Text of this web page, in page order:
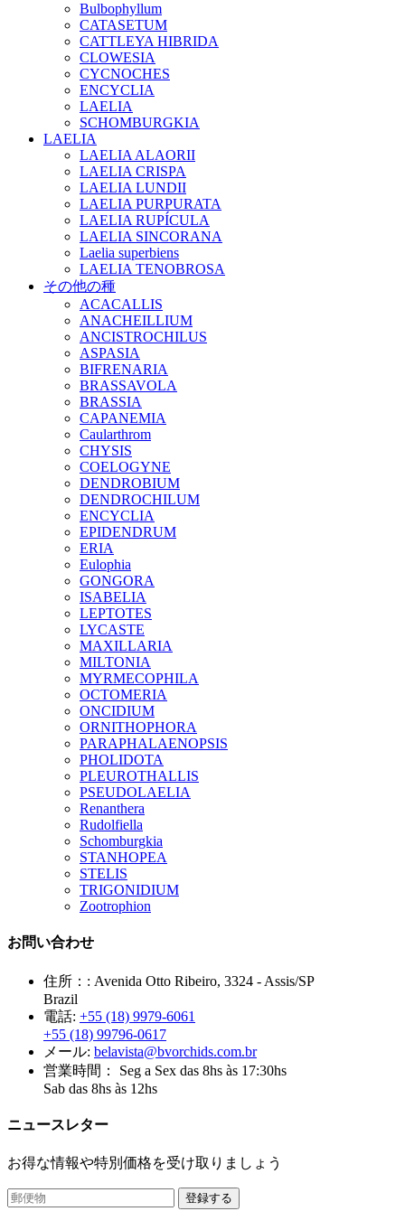
Bulbophyllum
CATASETUM
CATTLEYA HIBRIDA
CLOWESIA
CYCNOCHES
ENCYCLIA
LAELIA
SCHOMBURGKIA
LAELIA
LAELIA ALAORII
LAELIA CRISPA
LAELIA LUNDII
LAELIA PURPURATA
LAELIA RUPÍCULA
LAELIA SINCORANA
Laelia superbiens
LAELIA TENOBROSA
その他の種
ACACALLIS
ANACHEILLIUM
ANCISTROCHILUS
ASPASIA
BIFRENARIA
BRASSAVOLA
BRASSIA
CAPANEMIA
Caularthrom
CHYSIS
COELOGYNE
DENDROBIUM
DENDROCHILUM
ENCYCLIA
EPIDENDRUM
ERIA
Eulophia
GONGORA
ISABELIA
LEPTOTES
LYCASTE
MAXILLARIA
MILTONIA
MYRMECOPHILA
OCTOMERIA
ONCIDIUM
ORNITHOPHORA
PARAPHALAENOPSIS
PHOLIDOTA
PLEUROTHALLIS
PSEUDOLAELIA
Renanthera
Rudolfiella
Schomburgkia
STANHOPEA
STELIS
TRIGONIDIUM
Zootrophion
お問い合わせ
住所：: Avenida Otto Ribeiro, 3324 - Assis/SP
Brazil
電話: +55 (18) 9979-6061
+55 (18) 99796-0617
メール: belavista@bvorchids.com.br
営業時間：
Seg a Sex das 8hs às 17:30hs
Sab das 8hs às 12hs
ニュースレター
お得な情報や特別価格を受け取りましょう
登録する